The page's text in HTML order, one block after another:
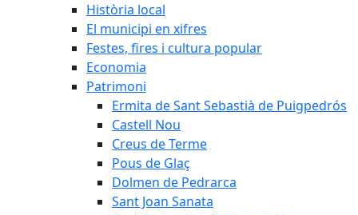
Història local
El municipi en xifres
Festes, fires i cultura popular
Economia
Patrimoni
Ermita de Sant Sebastià de Puigpedrós
Castell Nou
Creus de Terme
Pous de Glaç
Dolmen de Pedrarca
Sant Joan Sanata